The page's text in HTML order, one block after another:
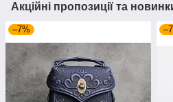
Акційні пропозиції та
–7%